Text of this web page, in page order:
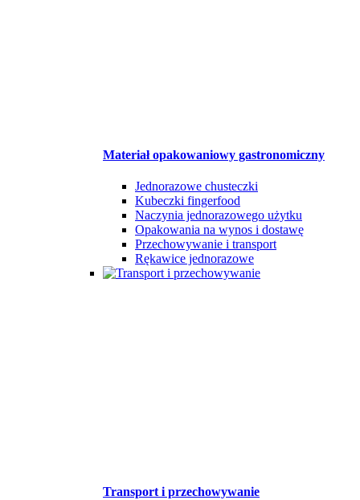
Materiał opakowaniowy gastronomiczny
Jednorazowe chusteczki
Kubeczki fingerfood
Naczynia jednorazowego użytku
Opakowania na wynos i dostawę
Przechowywanie i transport
Rękawice jednorazowe
Transport i przechowywanie